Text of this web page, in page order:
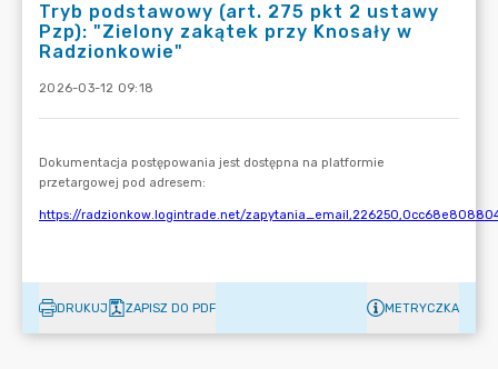
Tryb podstawowy (art. 275 pkt 2 ustawy
Pzp): "Zielony zakątek przy Knosały w
Radzionkowie"
2026-03-12 09:18
DRUKUJ ZAPISZ DO PDF METRYCZKA